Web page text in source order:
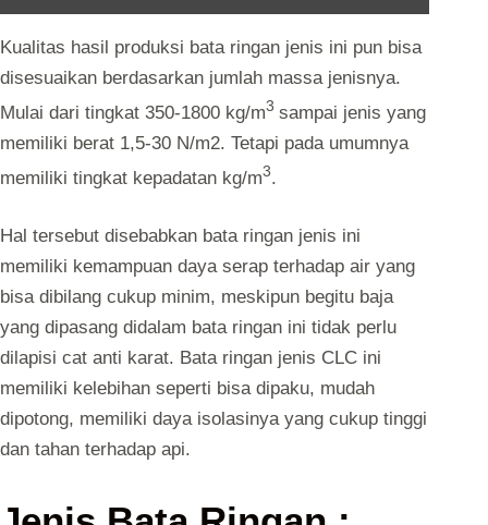
Kualitas hasil produksi bata ringan jenis ini pun bisa
disesuaikan berdasarkan jumlah massa jenisnya.
Mulai dari tingkat 350-1800 kg/m3 sampai jenis yang
memiliki berat 1,5-30 N/m2. Tetapi pada umumnya
memiliki tingkat kepadatan kg/m3.
Hal tersebut disebabkan bata ringan jenis ini
memiliki kemampuan daya serap terhadap air yang
bisa dibilang cukup minim, meskipun begitu baja
yang dipasang didalam bata ringan ini tidak perlu
dilapisi cat anti karat. Bata ringan jenis CLC ini
memiliki kelebihan seperti bisa dipaku, mudah
dipotong, memiliki daya isolasinya yang cukup tinggi
dan tahan terhadap api.